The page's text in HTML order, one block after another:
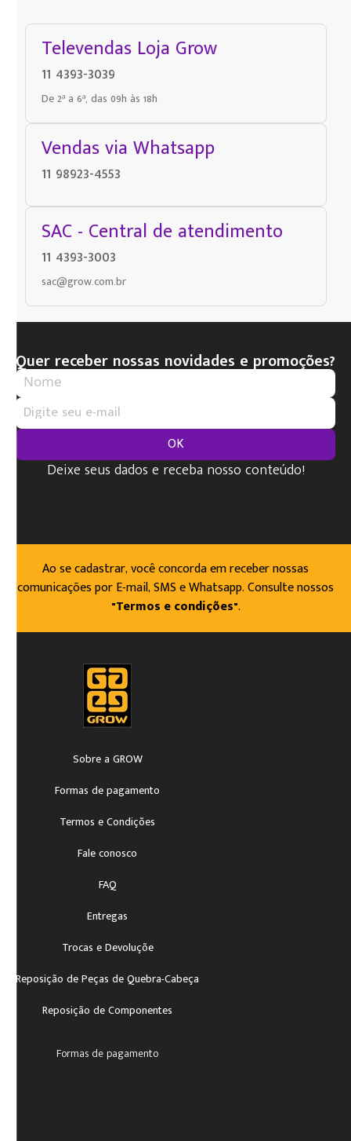
Televendas Loja Grow
11 4393-3039
De 2ª a 6ª, das 09h às 18h
Vendas via Whatsapp
11 98923-4553
SAC - Central de atendimento
11 4393-3003
sac@grow.com.br
Quer receber nossas novidades e promoções?
OK
Deixe seus dados e receba nosso conteúdo!
Ao se cadastrar, você concorda em receber nossas
comunicações por E-mail, SMS e Whatsapp. Consulte nossos
"Termos e condições".
Sobre a GROW
Formas de pagamento
Termos e Condições
Fale conosco
FAQ
Entregas
Trocas e Devoluçõe
Reposição de Peças de Quebra-Cabeça
Reposição de Componentes
Formas de pagamento